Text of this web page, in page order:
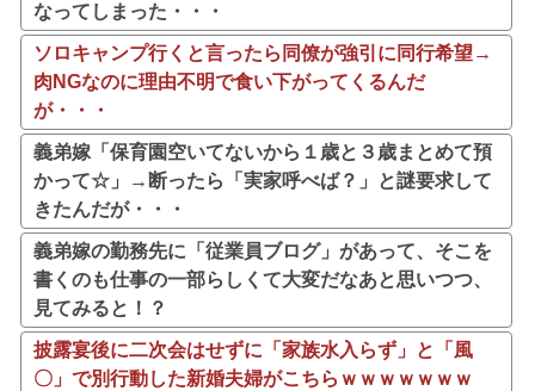
なってしまった・・・
ソロキャンプ行くと言ったら同僚が強引に同行希望→
肉NGなのに理由不明で食い下がってくるんだ
が・・・
義弟嫁「保育園空いてないから１歳と３歳まとめて預
かって☆」→断ったら「実家呼べば？」と謎要求して
きたんだが・・・
義弟嫁の勤務先に「従業員ブログ」があって、そこを
書くのも仕事の一部らしくて大変だなあと思いつつ、
見てみると！？
披露宴後に二次会はせずに「家族水入らず」と「風
〇」で別行動した新婚夫婦がこちらｗｗｗｗｗｗｗ